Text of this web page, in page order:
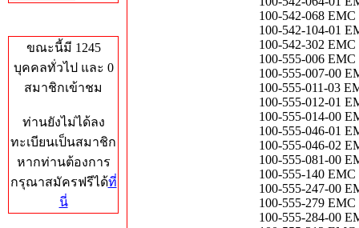
ขณะนี้มี 1245
บุคคลทั่วไป และ 0
สมาชิกเข้าชม
ท่านยังไม่ได้ลง
ทะเบียนเป็นสมาชิก
หากท่านต้องการ
กรุณาสมัครฟรีได้ที่
นี่
100-542-068
100-542-104-01
100-542-302
100-555-006
100-555-007-00
100-555-011-03
100-555-012-01
100-555-014-00
100-555-046-01
100-555-046-02
100-555-081-00
100-555-140
100-555-247-00
100-555-279
100-555-284-00